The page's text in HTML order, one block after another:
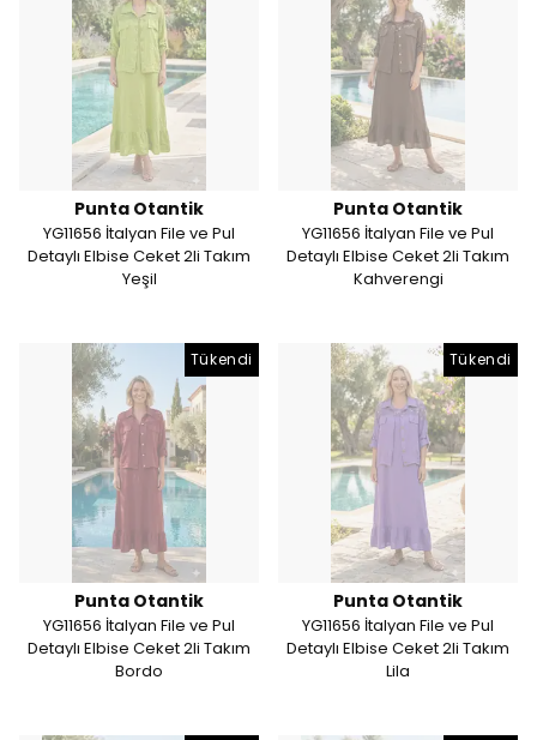
Punta Otantik
YG11656 İtalyan File ve Pul
Detaylı Elbise Ceket 2li Takım
Yeşil
Punta Otantik
YG11656 İtalyan File ve Pul
Detaylı Elbise Ceket 2li Takım
Kahverengi
Tükendi
Punta Otantik
YG11656 İtalyan File ve Pul
Detaylı Elbise Ceket 2li Takım
Bordo
Tükendi
Punta Otantik
YG11656 İtalyan File ve Pul
Detaylı Elbise Ceket 2li Takım
Lila